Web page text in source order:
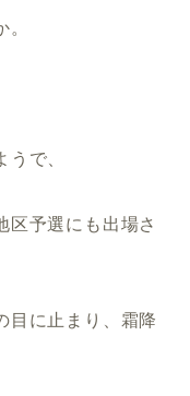
で、
区予選にも出場さ
目に止まり、霜降